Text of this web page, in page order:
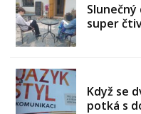
super
Když se
potká s